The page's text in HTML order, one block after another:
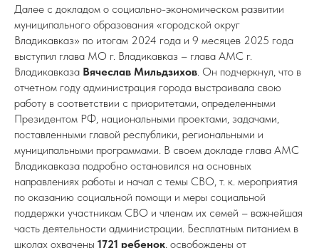
Далее с докладом о социально-экономическом развитии
муниципального образования «городской округ
Владикавказ» по итогам 2024 года и 9 месяцев 2025 года
выступил глава МО г. Владикавказ – глава АМС г.
Владикавказа Вячеслав Мильдзихов. Он подчеркнул, что в
отчетном году администрация города выстраивала свою
работу в соответствии с приоритетами, определенными
Президентом РФ, национальными проектами, задачами,
поставленными главой республики, региональными и
муниципальными программами. В своем докладе глава АМС
Владикавказа подробно остановился на основных
направлениях работы и начал с темы СВО, т. к. мероприятия
по оказанию социальной помощи и меры социальной
поддержки участникам СВО и членам их семей – важнейшая
часть деятельности администрации. Бесплатным питанием в
школах охвачены 1721 ребенок, освобождены от